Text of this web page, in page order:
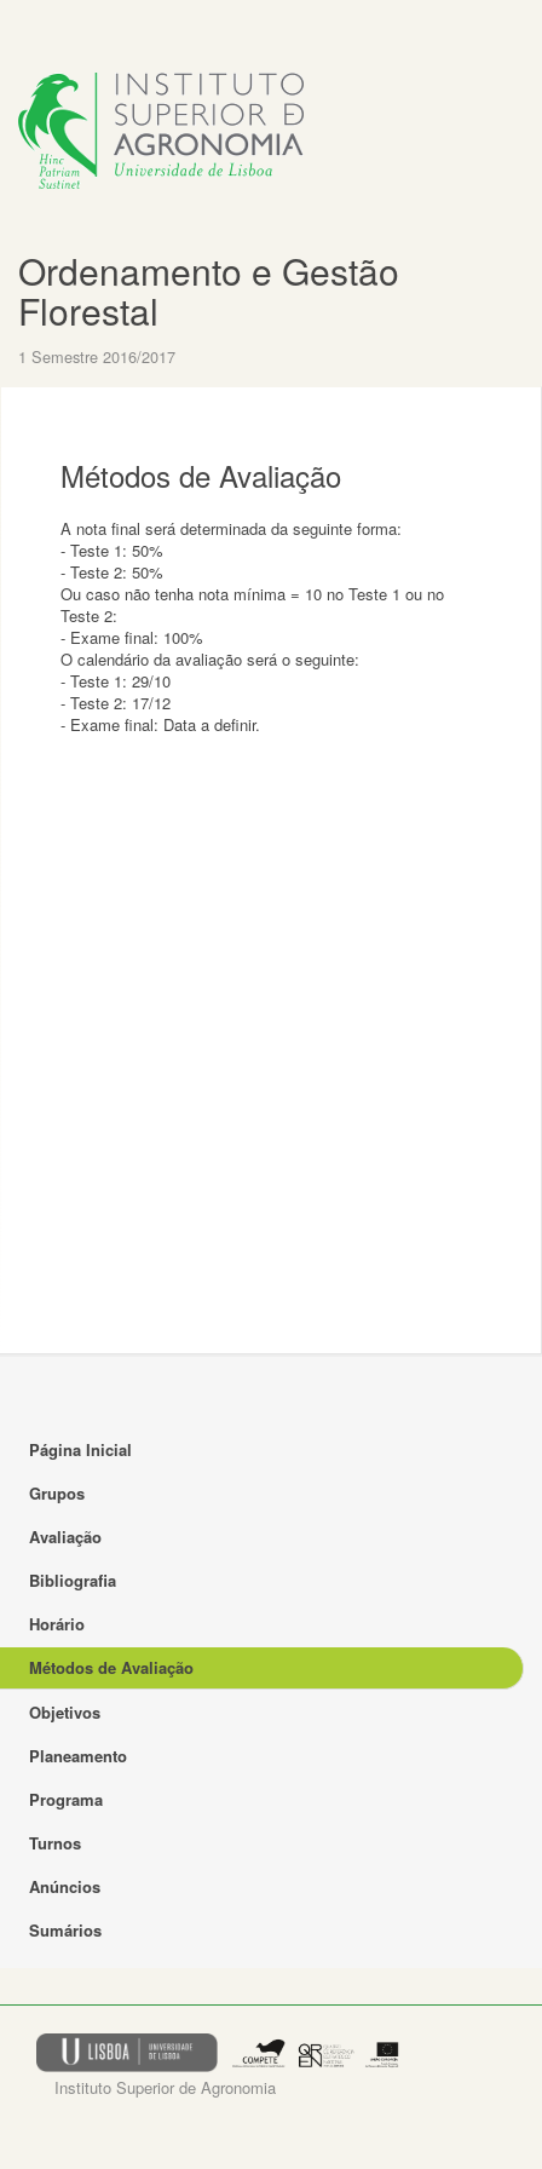
Ordenamento e Gestão
Florestal
1 Semestre 2016/2017
Métodos de Avaliação
A nota final será determinada da seguinte forma:
- Teste 1: 50%
- Teste 2: 50%
Ou caso não tenha nota mínima = 10 no Teste 1 ou no
Teste 2:
- Exame final: 100%
O calendário da avaliação será o seguinte:
- Teste 1: 29/10
- Teste 2: 17/12
- Exame final: Data a definir.
Página Inicial
Grupos
Avaliação
Bibliografia
Horário
Métodos de Avaliação
Objetivos
Planeamento
Programa
Turnos
Anúncios
Sumários
Instituto Superior de Agronomia